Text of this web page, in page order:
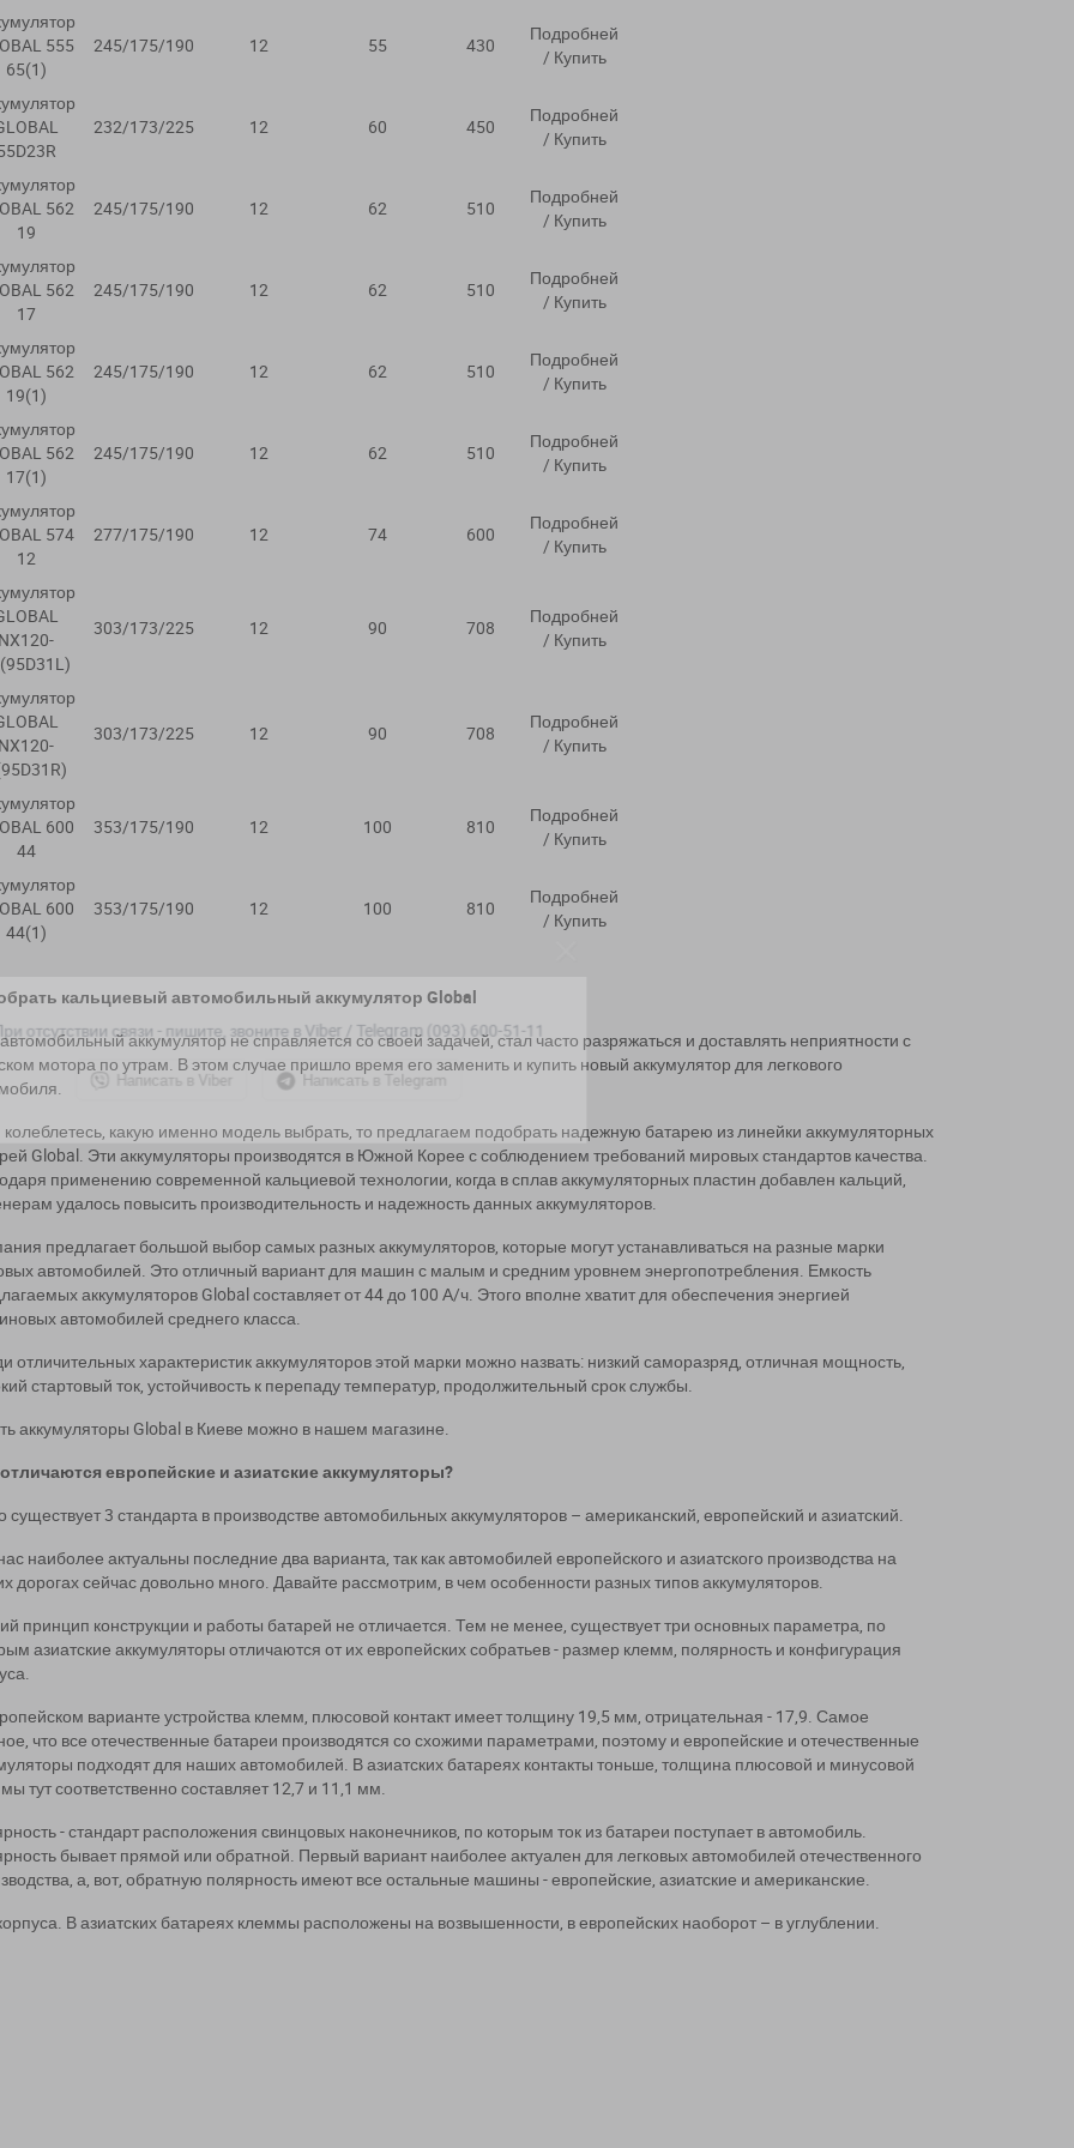
555
65(1)
245/175/190 12 55 430
Подробней
/ Купить
232/173/225 12 60 450
Подробней
/ Купить
562
19
245/175/190 12 62 510
Подробней
/ Купить
562
17
245/175/190 12 62 510
Подробней
/ Купить
562
19(1)
245/175/190 12 62 510
Подробней
/ Купить
562
17(1)
245/175/190 12 62 510
Подробней
/ Купить
574
12
277/175/190 12 74 600
Подробней
/ Купить
303/173/225 12 90 708
Подробней
/ Купить
303/173/225 12 90 708
Подробней
/ Купить
600
44
353/175/190 12 100 810
Подробней
/ Купить
600
44(1)
353/175/190 12 100 810
Подробней
/ Купить
кальциевый автомобильный аккумулятор Global
аккумулятор не справляется со своей задачей, стал часто разряжаться и доставлять неприятности с
мотора по утрам. В этом случае пришло время его заменить и купить новый аккумулятор для легкового
какую именно модель выбрать, то предлагаем подобрать надежную батарею из линейки аккумуляторных
Global. Эти аккумуляторы производятся в Южной Корее с соблюдением требований мировых стандартов качества.
применению современной кальциевой технологии, когда в сплав аккумуляторных пластин добавлен кальций,
удалось повысить производительность и надежность данных аккумуляторов.
предлагает большой выбор самых разных аккумуляторов, которые могут устанавливаться на разные марки
автомобилей. Это отличный вариант для машин с малым и средним уровнем энергопотребления. Емкость
аккумуляторов Globalсоставляет от 44 до 100 А/ч. Этого вполне хватит для обеспечения энергией
автомобилей среднего класса.
отличительных характеристик аккумуляторов этой марки можно назвать: низкий саморазряд, отличная мощность,
стартовый ток, устойчивость к перепаду температур, продолжительный срок службы.
аккумуляторы Global в Киеве можно в нашем магазине.
европейские и азиатские аккумуляторы?
существует 3 стандарта в производстве автомобильных аккумуляторов – американский, европейский и азиатский.
наиболее актуальны последние два варианта, так как автомобилей европейского и азиатского производства на
дорогах сейчас довольно много. Давайте рассмотрим, в чем особенности разных типов аккумуляторов.
принцип конструкции и работы батарей не отличается. Тем не менее, существует три основных параметра, по
азиатские аккумуляторы отличаются от их европейских собратьев - размер клемм, полярность и конфигурация
варианте устройства клемм, плюсовой контакт имеет толщину 19,5 мм, отрицательная - 17,9. Самое
что все отечественные батареи производятся со схожими параметрами, поэтому и европейские и отечественные
подходят для наших автомобилей. В азиатских батареях контакты тоньше, толщина плюсовой и минусовой
тут соответственно составляет 12,7 и 11,1 мм.
- стандарт расположения свинцовых наконечников, по которым ток из батареи поступает в автомобиль.
бывает прямой или обратной. Первый вариант наиболее актуален для легковых автомобилей отечественного
а, вот, обратную полярность имеют все остальные машины - европейские, азиатские и американские.
В азиатских батареях клеммы расположены на возвышенности, в европейских наоборот – в углублении.
отсутствии связи - пишите, звоните в Viber / Telegram (093) 600-51-11
Написать в Viber Написать в Telegram